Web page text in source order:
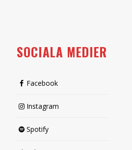
SOCIALA MEDIER
Facebook
Instagram
Spotify